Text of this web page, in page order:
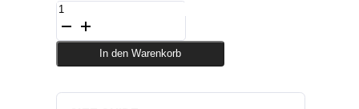
MMA
Sparring-
Handschuhe
SERPENT
Menge
In den Warenkorb